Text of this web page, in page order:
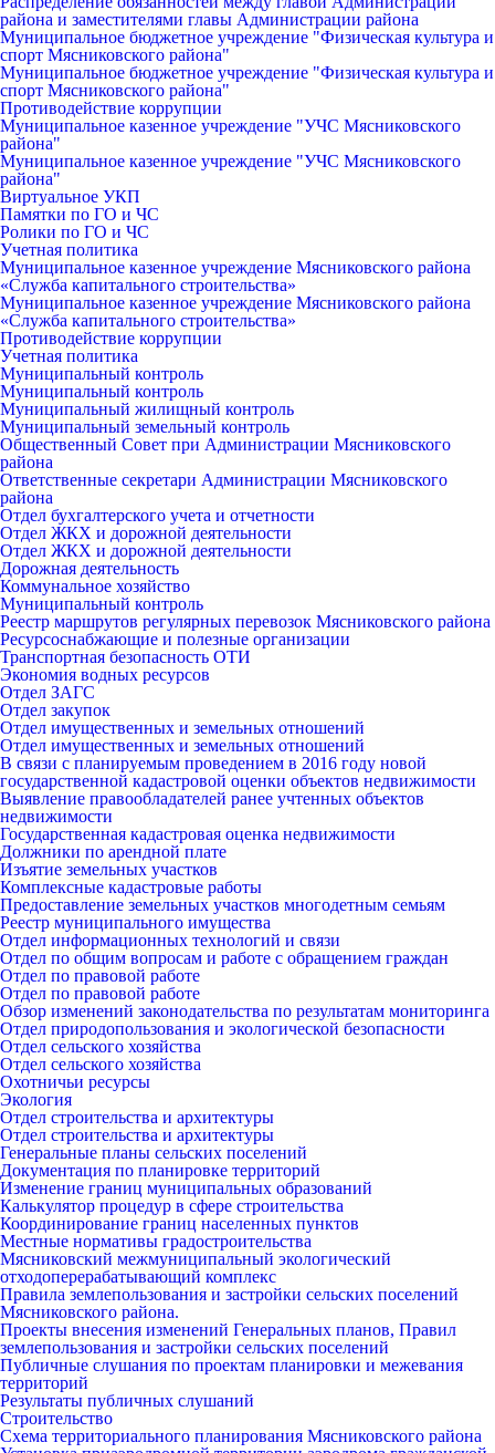
района и заместителями главы Администрации района
Муниципальное бюджетное учреждение "Физическая культура и
спорт Мясниковского района"
Муниципальное бюджетное учреждение "Физическая культура и
спорт Мясниковского района"
Противодействие коррупции
Муниципальное казенное учреждение "УЧС Мясниковского
района"
Муниципальное казенное учреждение "УЧС Мясниковского
района"
Виртуальное УКП
Памятки по ГО и ЧС
Ролики по ГО и ЧС
Учетная политика
Муниципальное казенное учреждение Мясниковского района
«Служба капитального строительства»
Муниципальное казенное учреждение Мясниковского района
«Служба капитального строительства»
Противодействие коррупции
Учетная политика
Муниципальный контроль
Муниципальный контроль
Муниципальный жилищный контроль
Муниципальный земельный контроль
Общественный Совет при Администрации Мясниковского
района
Ответственные секретари Администрации Мясниковского
района
Отдел бухгалтерского учета и отчетности
Отдел ЖКХ и дорожной деятельности
Отдел ЖКХ и дорожной деятельности
Дорожная деятельность
Коммунальное хозяйство
Муниципальный контроль
Реестр маршрутов регулярных перевозок Мясниковского района
Ресурсоснабжающие и полезные организации
Транспортная безопасность ОТИ
Экономия водных ресурсов
Отдел ЗАГС
Отдел закупок
Отдел имущественных и земельных отношений
Отдел имущественных и земельных отношений
В связи с планируемым проведением в 2016 году новой
государственной кадастровой оценки объектов недвижимости
Выявление правообладателей ранее учтенных объектов
недвижимости
Государственная кадастровая оценка недвижимости
Должники по арендной плате
Изъятие земельных участков
Комплексные кадастровые работы
Предоставление земельных участков многодетным семьям
Реестр муниципального имущества
Отдел информационных технологий и связи
Отдел по общим вопросам и работе с обращением граждан
Отдел по правовой работе
Отдел по правовой работе
Обзор изменений законодательства по результатам мониторинга
Отдел природопользования и экологической безопасности
Отдел сельского хозяйства
Отдел сельского хозяйства
Охотничьи ресурсы
Экология
Отдел строительства и архитектуры
Отдел строительства и архитектуры
Генеральные планы сельских поселений
Документация по планировке территорий
Изменение границ муниципальных образований
Калькулятор процедур в сфере строительства
Координирование границ населенных пунктов
Местные нормативы градостроительства
Мясниковский межмуниципальный экологический
отходоперерабатывающий комплекс
Правила землепользования и застройки сельских поселений
Мясниковского района.
Проекты внесения изменений Генеральных планов, Правил
землепользования и застройки сельских поселений
Публичные слушания по проектам планировки и межевания
территорий
Результаты публичных слушаний
Строительство
Схема территориального планирования Мясниковского района